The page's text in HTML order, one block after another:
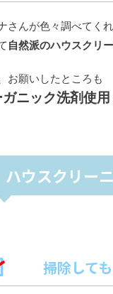
さんが色々調べてく
自然派のハウスクリ
お願いしたところも
ニック洗剤使用
ハウスクリー
掃除しても